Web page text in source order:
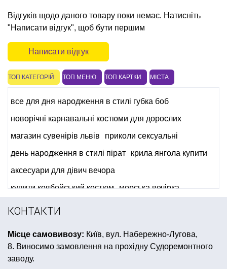
Відгуків щодо даного товару поки немає. Натисніть
"Написати відгук", щоб бути першим
Написати відгук
ТОП КАТЕГОРІЙ ТОП МЕНЮ ТОП КАРТКИ МІСТА
все для дня народження в стилі губка боб
новорічні карнавальні костюми для дорослих
магазин сувенірів львів
приколи сексуальні
день народження в стилі пірат
крила янгола купити
аксесуари для дівич вечора
купити ковбойський костюм морська вечірка
латексні кульки
свічки для торта свічки на торті
4party київ
КОНТАКТИ
Місце самовивозу: Київ, вул. Набережно-Лугова,
8. Виносимо замовлення на прохідну Судоремонтного
заводу.